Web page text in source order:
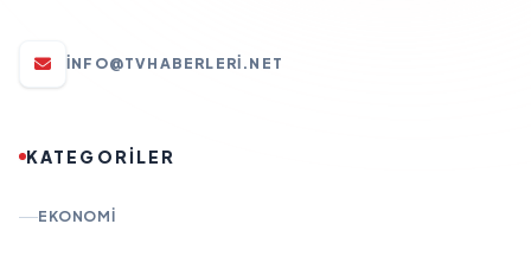
INFO@TVHABERLERI.NET
KATEGORİLER
EKONOMI